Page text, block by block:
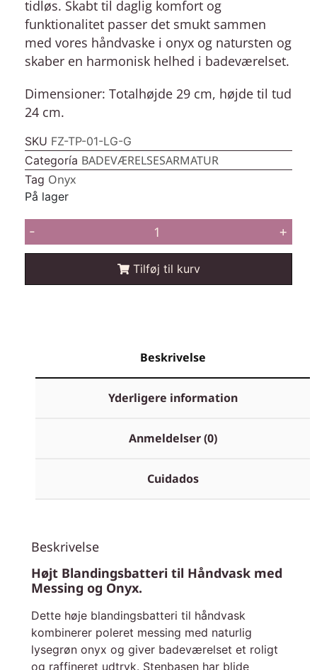
tidløs. Skabt til daglig komfort og
funktionalitet passer det smukt sammen
med vores håndvaske i onyx og natursten og
skaber en harmonisk helhed i badeværelset.
Dimensioner: Totalhøjde 29 cm, højde til tud
24 cm.
SKU FZ-TP-01-LG-G
Categoría BADEVÆRELSESARMATUR
Tag Onyx
På lager
- +
Tilføj til kurv
Beskrivelse
Yderligere information
Anmeldelser (0)
Cuidados
Beskrivelse
Højt Blandingsbatteri til Håndvask med
Messing og Onyx.
Dette høje blandingsbatteri til håndvask
kombinerer poleret messing med naturlig
lysegrøn onyx og giver badeværelset et roligt
og raffineret udtryk. Stenbasen har blide